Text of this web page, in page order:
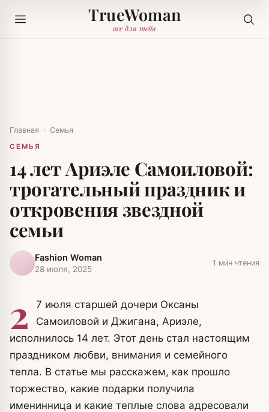
TrueWoman
все для тебя
Главная › Семья
СЕМЬЯ
14 лет Ариэле Самоиловой:
трогательный праздник и
откровения звездной
семьи
Fashion Woman
28 июля, 2025
1 мин чтения
2
7 июля старшей дочери Оксаны
Самоиловой и Джигана, Ариэле,
исполнилось 14 лет. Этот день стал настоящим
праздником любви, внимания и семейного
тепла. В статье мы расскажем, как прошло
торжество, какие подарки получила
именинница и какие теплые слова адресовали